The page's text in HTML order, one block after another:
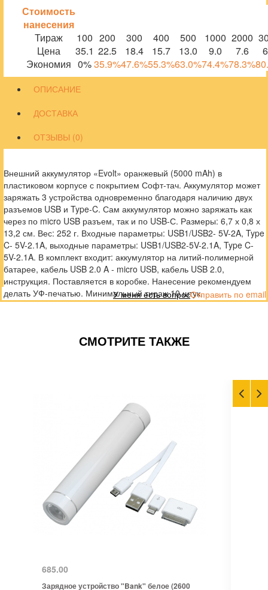
Стоимость
нанесения
Тираж
100 200 300 400 500 1000 2000
Цена
35.1 22.5 18.4 15.7 13.0 9.0 7.6
Экономия 0%35.9%47.6%55.3%63.0%74.4%78.3%
ОПИСАНИЕ
ДОСТАВКА
ОТЗЫВЫ (0)
Внешний аккумулятор «Evolt» оранжевый (5000 mAh) в
пластиковом корпусе с покрытием Софт-тач. Аккумулятор может
заряжать 3 устройства одновременно благодаря наличию двух
разъемов USB и Type-C. Сам аккумулятор можно заряжать как
через по micro USB разъем, так и по USB-С. Размеры: 6,7 х 0,8 х
13,2 см. Вес: 252 г. Входные параметры: USB1/USB2- 5V-2A, Type
C- 5V-2.1A, выходные параметры: USB1/USB2-5V-2.1A, Type C-
5V-2.1A. В комплект входит: аккумулятор на литий-полимерной
батарее, кабель USB 2.0 A - micro USB, кабель USB 2.0,
инструкция. Поставляется в коробке. Нанесение рекомендуем
делать УФ-печатью. Минимальный тираж 10 штук.Отправить по email
У меня есть вопрос
СМОТРИТЕ ТАКЖЕ
685.00
Зарядное устройство "Bank" белое (2600